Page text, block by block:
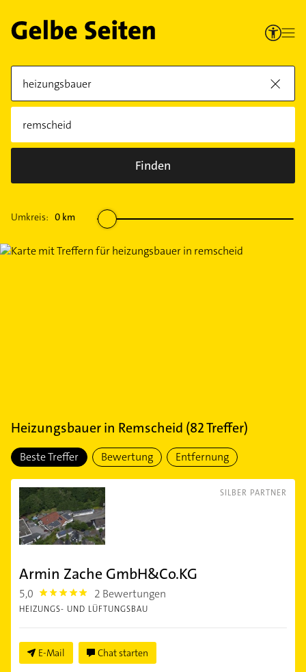
Finden
Umkreis: 0 km
Heizungsbauerin Remscheid (82Treffer)
Beste Treffer Bewertung Entfernung
SILBER PARTNER
Armin Zache GmbH&Co.KG
5,0 5.0 2 Bewertungen
HEIZUNGS- UND LÜFTUNGSBAU
E-Mail Chat starten